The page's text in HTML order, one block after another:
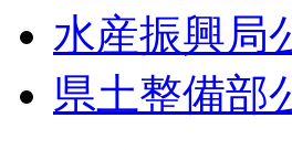
水産振興局
県土整備部